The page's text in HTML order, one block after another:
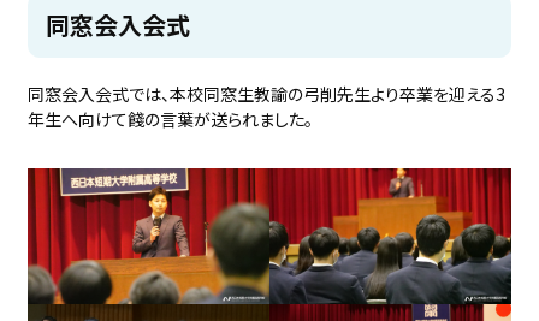
同窓会入会式
同窓会入会式では、本校同窓生教諭の弓削先生より卒業を迎える3
年生へ向けて餞の言葉が送られました。